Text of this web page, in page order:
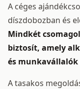
A céges
díszdobozban és
Mindkét
biztosít, amely
és munkavállalók
A tasakos